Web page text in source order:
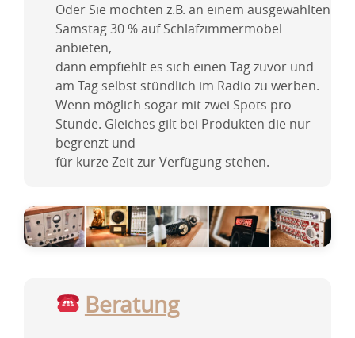
Oder Sie möchten z.B. an einem ausgewählten
Samstag 30 % auf Schlafzimmermöbel
anbieten,
dann empfiehlt es sich einen Tag zuvor und
am Tag selbst stündlich im Radio zu werben.
Wenn möglich sogar mit zwei Spots pro
Stunde. Gleiches gilt bei Produkten die nur
begrenzt und
für kurze Zeit zur Verfügung stehen.
Beratung